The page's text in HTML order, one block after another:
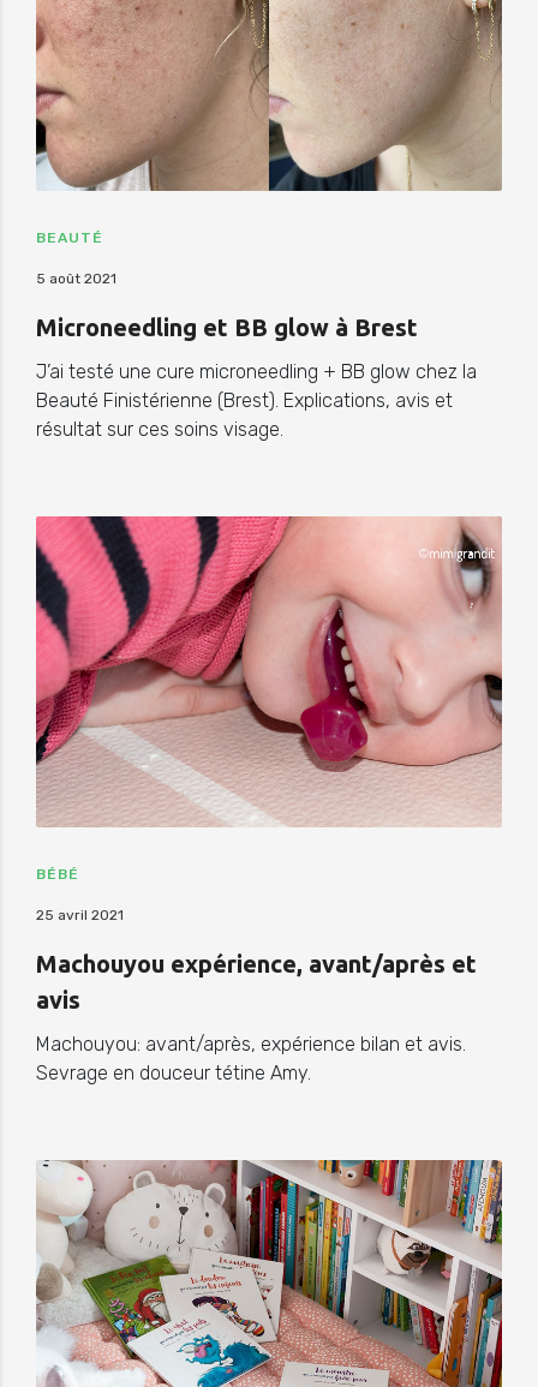
BEAUTÉ
5 août 2021
Microneedling et BB glow à Brest
J’ai testé une cure microneedling + BB glow chez la
Beauté Finistérienne (Brest). Explications, avis et
résultat sur ces soins visage.
BÉBÉ
25 avril 2021
Machouyou expérience, avant/après et
avis
Machouyou: avant/après, expérience bilan et avis.
Sevrage en douceur tétine Amy.